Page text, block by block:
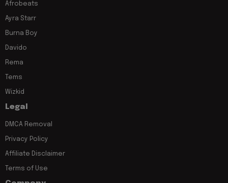
Afrobeats
Ayra Starr
Burna Boy
Davido
Rema
Tems
Wizkid
Legal
DMCA Removal
Privacy Policy
Affiliate Disclaimer
Terms of Use